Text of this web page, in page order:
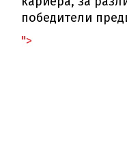
победители
">